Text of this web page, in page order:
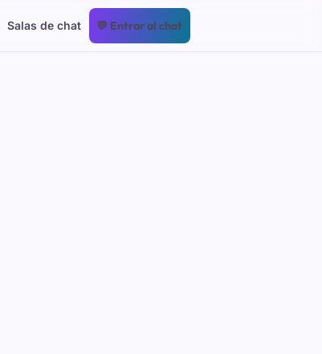
Salas de chat 💬 Entrar al chat